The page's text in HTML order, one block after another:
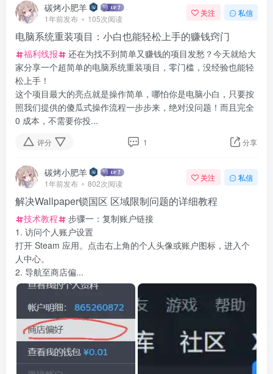
碳烤小肥羊
1年前发布 105次阅读
关注 私信
电脑系统重装项目：小白也能轻松上手的赚钱窍门
福利线报
还在为找不到简单又赚钱的项目发愁？今天就给大
家分享一个超简单的电脑系统重装项目，零门槛，没经验也能轻
松上手！
这个项目最大的亮点就是操作简单，哪怕你是电脑小白，只要按
照我们提供的傻瓜式操作流程一步步来，绝对没问题！而且完全
0 成本，不需要你投...
评分 1 分享
碳烤小肥羊
1年前发布 802次阅读
关注 私信
解决Wallpaper锁国区 区域限制问题的详细教程
技术教程
步骤一：复制账户链接
1. 访问个人账户设置
打开 Steam 应用。点击右上角的个人头像或账户图标，进入个
人中心。
2. 导航至商店偏...